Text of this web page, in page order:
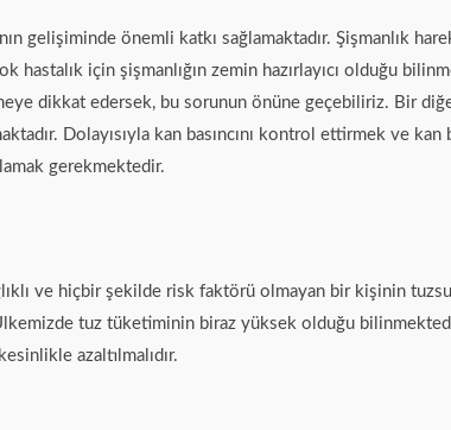
gelişiminde önemli katkı sağlamaktadır. Şişmanlık
hastalık için şişmanlığın zemin hazırlayıcı olduğu
dikkat edersek, bu sorunun önüne geçebiliriz. Bir
Dolayısıyla kan basıncını kontrol ettirmek ve
gerekmektedir.
ve hiçbir şekilde risk faktörü olmayan bir kişinin
tuz tüketiminin biraz yüksek olduğu
azaltılmalıdır.